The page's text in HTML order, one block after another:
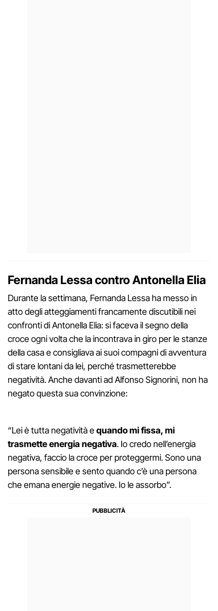
Fernanda Lessa contro Antonella Elia
Durante la settimana, Fernanda Lessa ha messo in
atto degli atteggiamenti francamente discutibili nei
confronti di Antonella Elia: si faceva il segno della
croce ogni volta che la incontrava in giro per le stanze
della casa e consigliava ai suoi compagni di avventura
di stare lontani da lei, perché trasmetterebbe
negatività. Anche davanti ad Alfonso Signorini, non ha
negato questa sua convinzione:
“Lei è tutta negatività equando mi fissa, mi
trasmette energia negativa. Io credo nell’energia
negativa, faccio la croce per proteggermi. Sono una
persona sensibile e sento quando c’è una persona
che emana energie negative. Io le assorbo”.